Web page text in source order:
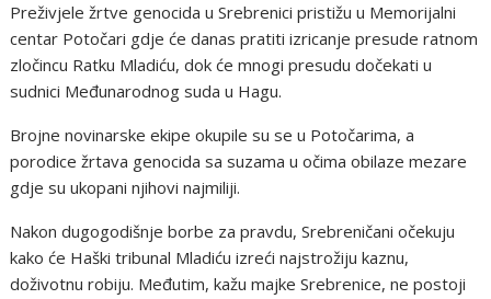
Preživjele žrtve genocida u Srebrenici pristižu u Memorijalni
centar Potočari gdje će danas pratiti izricanje presude ratnom
zločincu Ratku Mladiću, dok će mnogi presudu dočekati u
sudnici Međunarodnog suda u Hagu.
Brojne novinarske ekipe okupile su se u Potočarima, a
porodice žrtava genocida sa suzama u očima obilaze mezare
gdje su ukopani njihovi najmiliji.
Nakon dugogodišnje borbe za pravdu, Srebreničani očekuju
kako će Haški tribunal Mladiću izreći najstrožiju kaznu,
doživotnu robiju. Međutim, kažu majke Srebrenice, ne postoji